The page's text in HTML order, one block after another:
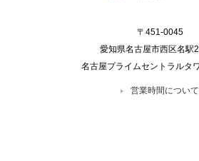
〒451-0045
愛知県名古屋市西区名駅
名古屋プライムセントラルタ
営業時間について